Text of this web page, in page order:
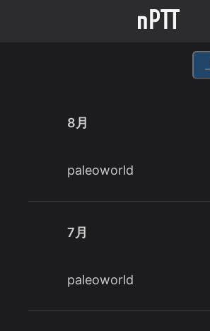
8月
paleoworld
7月
paleoworld